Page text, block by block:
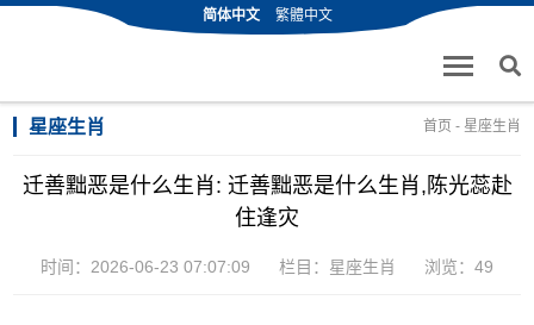
简体中文 繁體中文
星座生肖 首页 - 星座生肖
迁善黜恶是什么生肖: 迁善黜恶是什么生肖,陈光蕊赴
住逢灾
时间：2026-06-23 07:07:09 栏目： 星座生肖 浏览：49